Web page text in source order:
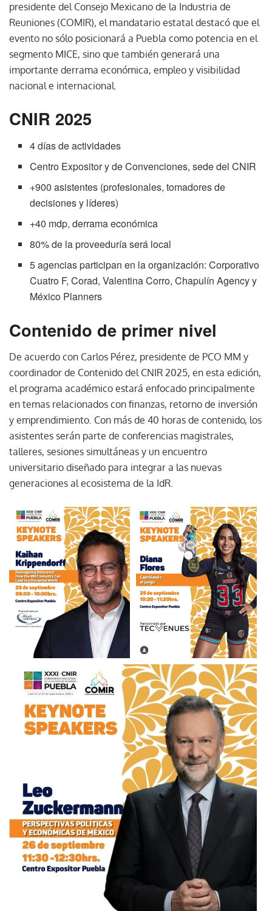
presidente del Consejo Mexicano de la Industria de
Reuniones (COMIR), el mandatario estatal destacó que el
evento no sólo posicionará a Puebla como potencia en el
segmento MICE, sino que también generará una
importante derrama económica, empleo y visibilidad
nacional e internacional.
CNIR 2025
4 días de actividades
Centro Expositor y de Convenciones, sede del CNIR
+900 asistentes (profesionales, tomadores de
decisiones y líderes)
+40 mdp, derrama económica
80% de la proveeduría será local
5 agencias participan en la organización: Corporativo
Cuatro F, Corad, Valentina Corro, Chapulín Agency y
México Planners
Contenido de primer nivel
De acuerdo con Carlos Pérez, presidente de PCO MM y
coordinador de Contenido del CNIR 2025, en esta edición,
el programa académico estará enfocado principalmente
en temas relacionados con finanzas, retorno de inversión
y emprendimiento. Con más de 40 horas de contenido, los
asistentes serán parte de conferencias magistrales,
talleres, sesiones simultáneas y un encuentro
universitario diseñado para integrar a las nuevas
generaciones al ecosistema de la IdR.